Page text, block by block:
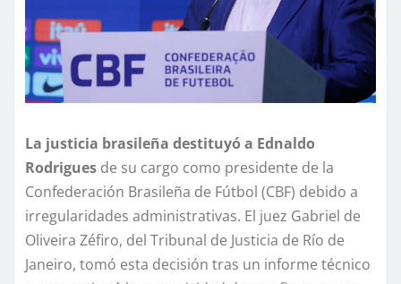
La justicia brasileña destituyó a Ednaldo
Rodrigues de su cargo como presidente de la
Confederación Brasileña de Fútbol (CBF) debido a
irregularidades administrativas. El juez Gabriel de
Oliveira Zéfiro, del Tribunal de Justicia de Río de
Janeiro, tomó esta decisión tras un informe técnico